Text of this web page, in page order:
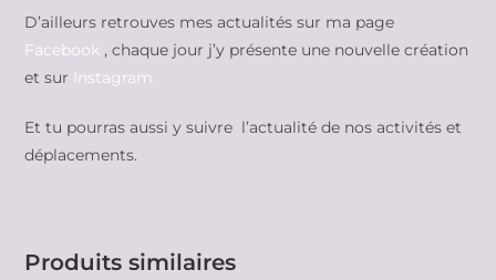
D’ailleurs retrouves mes actualités sur ma page
Facebook , chaque jour j’y présente une nouvelle création
et sur Instagram.
Et tu pourras aussi y suivre l’actualité de nos activités et
déplacements.
Produits similaires